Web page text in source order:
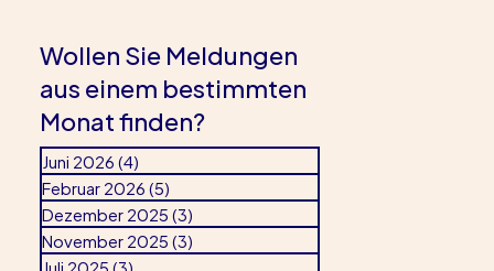
Wollen Sie Meldungen
aus einem bestimmten
Monat finden?
Juni 2026(4)
Februar 2026(5)
Dezember 2025(3)
November 2025(3)